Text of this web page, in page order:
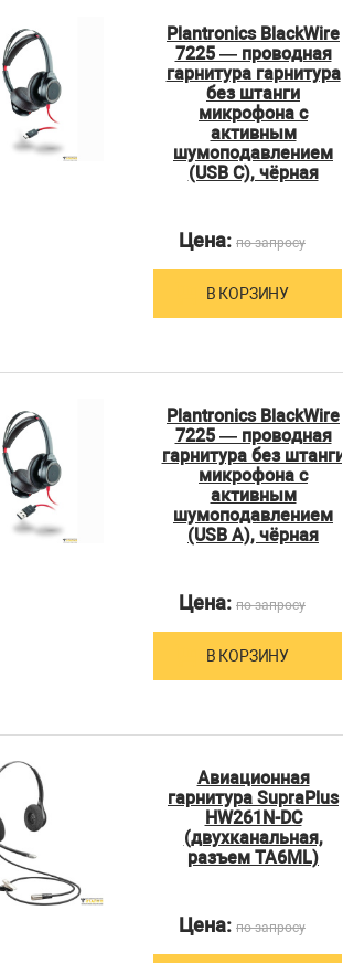
Plantronics BlackWire
7225 — проводная
гарнитура гарнитура
без штанги
микрофона с
активным
шумоподавлением
(USB C), чёрная
Цена: по запросу
В КОРЗИНУ
Plantronics BlackWire
7225 — проводная
гарнитура без штанги
микрофона с
активным
шумоподавлением
(USB A), чёрная
Цена: по запросу
В КОРЗИНУ
Авиационная
гарнитура SupraPlus
HW261N-DC
(двухканальная,
разъем TA6ML)
Цена: по запросу